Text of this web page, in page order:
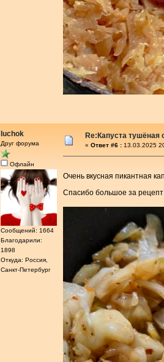
luchok
Друг форума
Офлайн
Сообщений: 1664
Благодарили:
1898
Откуда: Россия,
Санкт-Петербург
Re:Капуста
« Ответ #6 : 13.03.2025
Очень вкусная пикантная
Спасибо большое за